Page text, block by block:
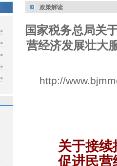
政策解读
国家税务总局关
营经济发展壮大
http://
关于接
促进民营